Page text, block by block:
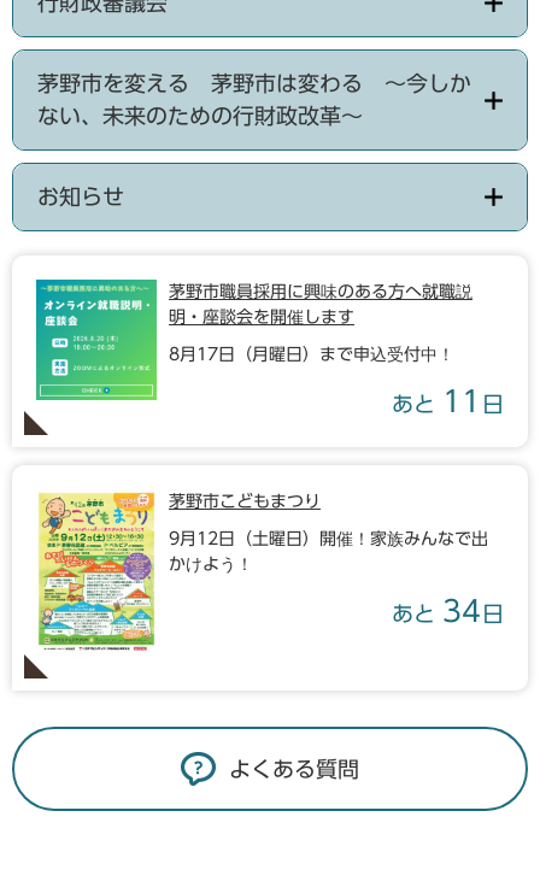
茅野市を変える 茅野市は変わる ～今しか
ない、未来のための行財政改革～
お知らせ
茅野市職員採用に興味のある方へ就職説
明・座談会を開催します
8月17日（月曜日）まで申込受付中！
あと 11 日
茅野市こどもまつり
9月12日（土曜日）開催！家族みんなで出
かけよう！
あと 34 日
よくある質問